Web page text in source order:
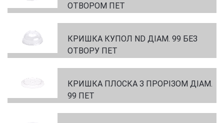
ОТВОРОМ ПЕТ
КРИШКА КУПОЛ ND ДІАМ. 99 БЕЗ
ОТВОРУ ПЕТ
КРИШКА ПЛОСКА З ПРОРІЗОМ ДІАМ.
99 ПЕТ